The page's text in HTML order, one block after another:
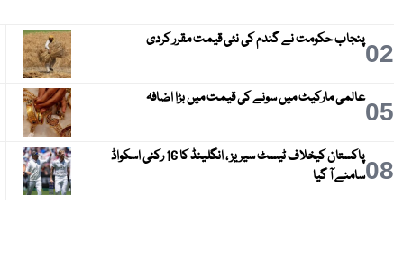
02پنجاب حکومت نے گندم کی نئی قیمت مقرر کردی
05عالمی مارکیٹ میں سونے کی قیمت میں بڑا اضافہ
08
پاکستان کیخلاف ٹیسٹ سیریز ، انگلینڈ کا 16 رکنی اسکواڈ
سامنے آ گیا